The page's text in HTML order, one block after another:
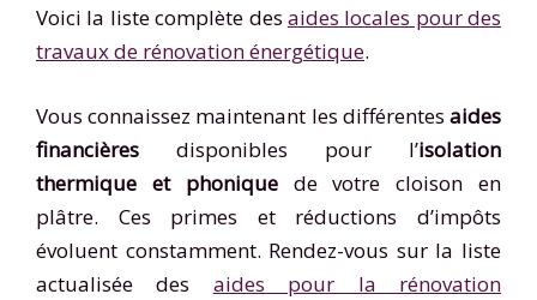
Voici la liste complète des aides locales pour des
travaux de rénovation énergétique.
Vous connaissez maintenant les différentes aides
financières disponibles pour l’isolation
thermique et phoniquede votre cloison en
plâtre. Ces primes et réductions d’impôts
évoluent constamment. Rendez-vous sur la liste
actualisée des aides pour la rénovation